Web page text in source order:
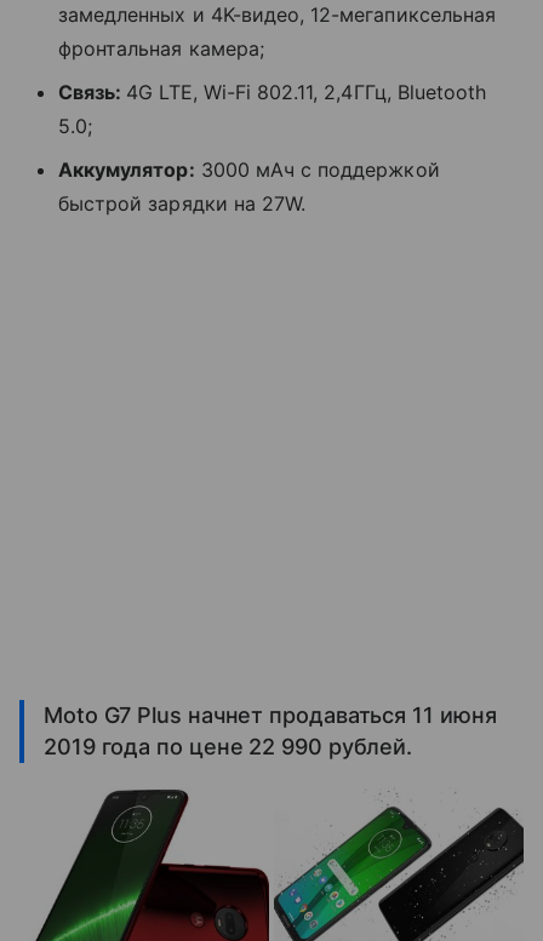
замедленных и 4K-видео, 12-мегапиксельная
фронтальная камера;
Связь: 4G LTE, Wi-Fi 802.11, 2,4ГГц, Bluetooth
5.0;
Аккумулятор: 3000 мАч с поддержкой
быстрой зарядки на 27W.
Moto G7 Plus начнет продаваться 11 июня
2019 года по цене 22 990 рублей.